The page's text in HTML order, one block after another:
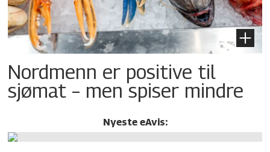
Nordmenn er positive til
sjømat – men spiser mindre
Nyeste eAvis: